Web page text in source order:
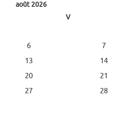
août 2026
V
6 7
13 14
20 21
27 28